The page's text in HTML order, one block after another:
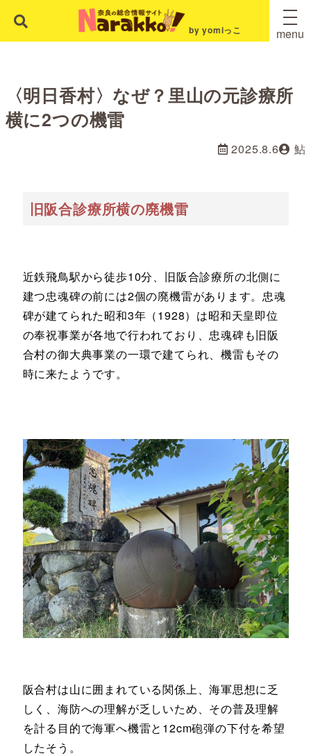
by yomiっこ menu
〈明日香村〉なぜ？里山の元診療所
横に2つの機雷
2025.8.6 鮎
旧阪合診療所横の廃機雷
近鉄飛鳥駅から徒歩10分、旧阪合診療所の北側に
建つ忠魂碑の前には2個の廃機雷があります。忠魂
碑が建てられた昭和3年（1928）は昭和天皇即位
の奉祝事業が各地で行われており、忠魂碑も旧阪
合村の御大典事業の一環で建てられ、機雷もその
時に来たようです。
阪合村は山に囲まれている関係上、海軍思想に乏
しく、海防への理解が乏しいため、その普及理解
を計る目的で海軍へ機雷と12cm砲弾の下付を希望
したそう。